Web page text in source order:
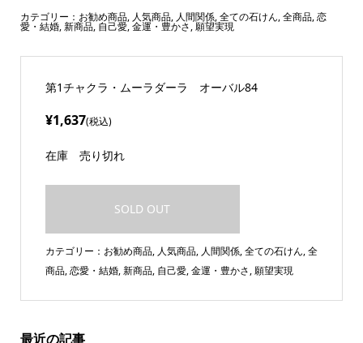
カテゴリー： お勧め商品, 人気商品, 人間関係,全ての石けん,全商品,恋
愛・結婚,新商品,自己愛,金運・豊かさ,願望実現
第1チャクラ・ムーラダーラ オーバル84
¥1,637(税込)
在庫 売り切れ
SOLD OUT
カテゴリー： お勧め商品, 人気商品, 人間関係,全ての石けん,全
商品,恋愛・結婚,新商品, 自己愛,金運・豊かさ,願望実現
最近の記事